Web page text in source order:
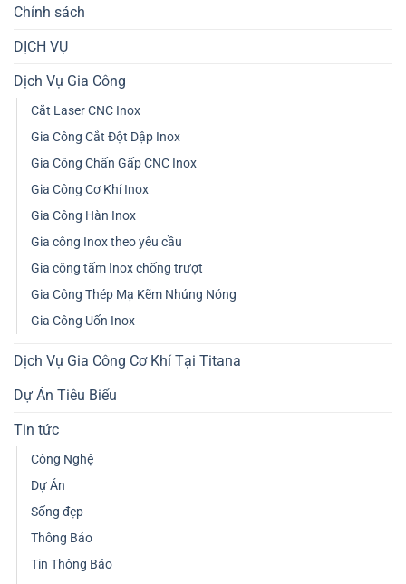
Chính sách
DỊCH VỤ
Dịch Vụ Gia Công
Cắt Laser CNC Inox
Gia Công Cắt Đột Dập Inox
Gia Công Chấn Gấp CNC Inox
Gia Công Cơ Khí Inox
Gia Công Hàn Inox
Gia công Inox theo yêu cầu
Gia công tấm Inox chống trượt
Gia Công Thép Mạ Kẽm Nhúng Nóng
Gia Công Uốn Inox
Dịch Vụ Gia Công Cơ Khí Tại Titana
Dự Án Tiêu Biểu
Tin tức
Công Nghệ
Dự Án
Sống đẹp
Thông Báo
Tin Thông Báo